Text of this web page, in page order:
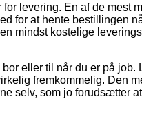
levering. En af de mest
for at hente bestillingen
mindst kostelige
eller til når du er på job.
fremkommelig. Den
selv, som jo forudsætter